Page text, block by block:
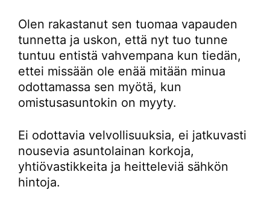
Olen rakastanut sen tuomaa vapauden
tunnetta ja uskon, että nyt tuo tunne
tuntuu entistä vahvempana kun tiedän,
ettei missään ole enää mitään minua
odottamassa sen myötä, kun
omistusasuntokin on myyty.
Ei odottavia velvollisuuksia, ei jatkuvasti
nousevia asuntolainan korkoja,
yhtiövastikkeita ja heitteleviä sähkön
hintoja.